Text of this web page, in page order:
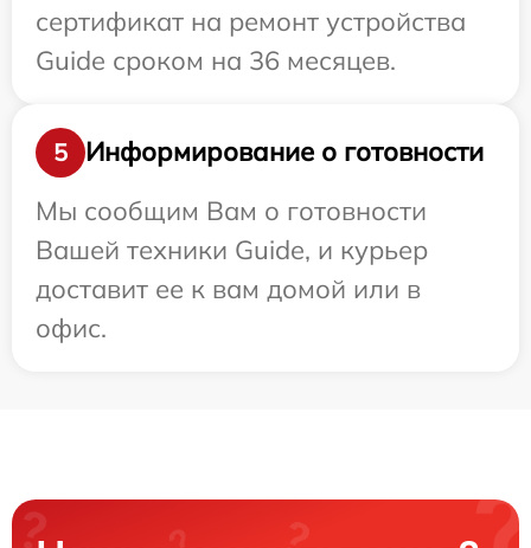
сертификат на ремонт устройства
Guide сроком на 36 месяцев.
5
Информирование о готовности
Мы сообщим Вам о готовности
Вашей техники Guide, и курьер
доставит ее к вам домой или в
офис.